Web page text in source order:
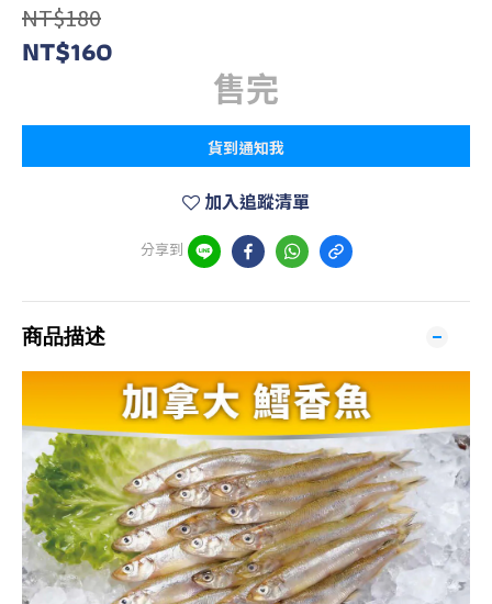
NT$180
NT$160
售完
貨到通知我
加入追蹤清單
分享到
商品描述